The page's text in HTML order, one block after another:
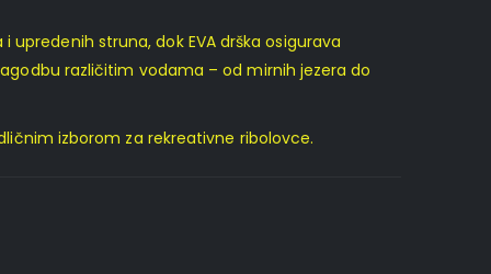
struna, dok EVA drška osigurava
različitim vodama – od mirnih jezera do
izborom za rekreativne ribolovce.